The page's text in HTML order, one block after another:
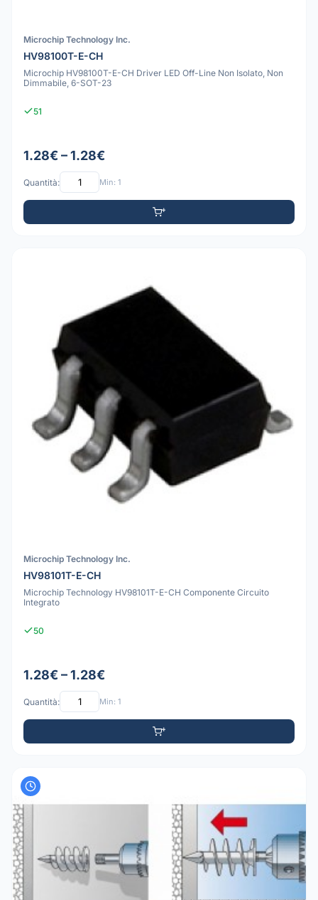
Microchip Technology Inc.
HV98100T-E-CH
Microchip HV98100T-E-CH Driver LED Off-Line Non Isolato, Non
Dimmabile, 6-SOT-23
51
1.28€ – 1.28€
Quantità: Min: 1
Microchip Technology Inc.
HV98101T-E-CH
Microchip Technology HV98101T-E-CH Componente Circuito
Integrato
50
1.28€ – 1.28€
Quantità: Min: 1